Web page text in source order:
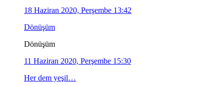
18 Haziran 2020, Perşembe 13:42
Dönüşüm
Dönüşüm
11 Haziran 2020, Perşembe 15:30
Her dem yeşil…